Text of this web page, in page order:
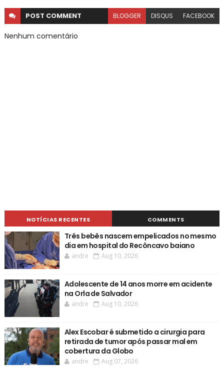
POST COMMENT BLOGGER DISQUS FACEBOOK
Nenhum comentário
NOTÍCIAS RECENTES COMMENTS
Três bebês nascem empelicados no mesmo
dia em hospital do Recôncavo baiano
andre Aug 10, 2026
Adolescente de 14 anos morre em acidente
na Orla de Salvador
andre Aug 10, 2026
Alex Escobar é submetido a cirurgia para
retirada de tumor após passar mal em
cobertura da Globo
andre Aug 07, 2026